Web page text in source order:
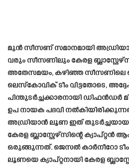
മുൻ സീസണ് സമാനമായി
വരും സീസണിലും കേരള
അതേസമയം, കഴിഞ്ഞ സീസണിലെ
ലെസ്കോവിക് ടീം വിട്ടതോടെ,
പിന്തുടർച്ചക്കാരനായി ഡിഫൻഡർ
ഉപ നായക പദവി
അഡ്രിയാൻ ലൂണ ഇത്
കേരള ബ്ലാസ്റ്റേഴ്സിന്റെ
ഒരുങ്ങുന്നത്. ജെസൽ കാർനീറോ ടീം
ലൂണയെ ക്യാപ്റ്റനായി കേരള